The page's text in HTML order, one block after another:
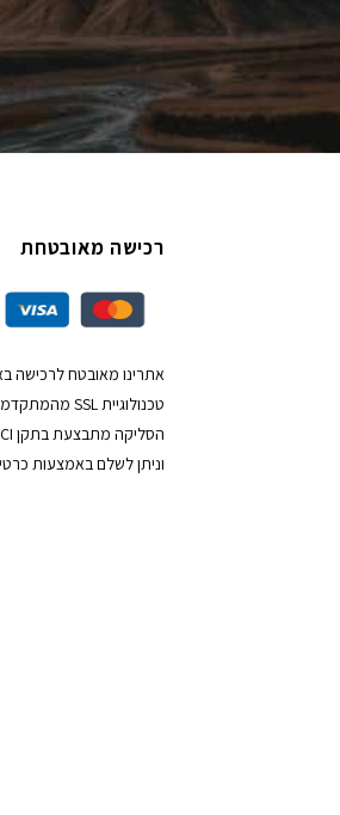
רכישה מאובטחת
אתרינו מאובטח לרכישה
טכנולוגיית SSL מהמתקדמות בעולם.
הסליקה מתבצעת בתקן PCI,
וניתן לשלם באמצעות